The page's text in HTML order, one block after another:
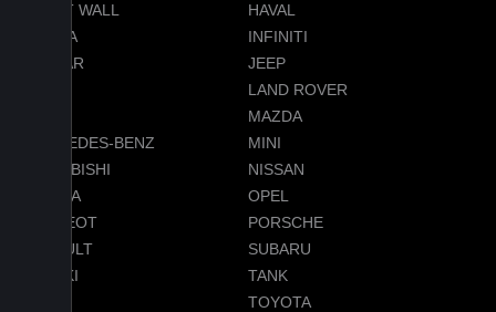
GREAT WALL
HAVAL
HONDA
INFINITI
JAGUAR
JEEP
LAND ROVER
MAZDA
MERCEDES-BENZ
MINI
MITSUBISHI
NISSAN
OMODA
OPEL
PEUGEOT
PORSCHE
RENAULT
SUBARU
SUZUKI
TANK
TOYOTA